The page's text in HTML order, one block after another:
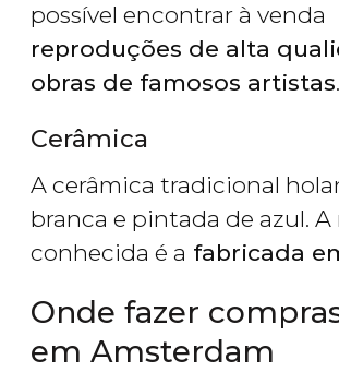
possível encontrar à venda
reproduções de alta
obras de famosos artistas.
Cerâmica
A cerâmica tradicional
branca e pintada de azul. A
conhecida é a fabricada
Onde fazer
em Amsterdam